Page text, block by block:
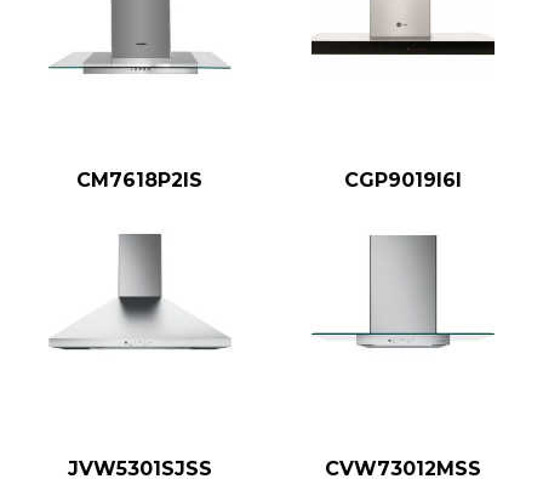
CM7618P2IS CGP9019I6I
JVW5301SJSS CVW73012MSS